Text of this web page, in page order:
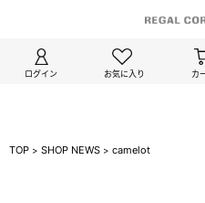
ログイン お気に入り カ
TOP > SHOP NEWS > camelot